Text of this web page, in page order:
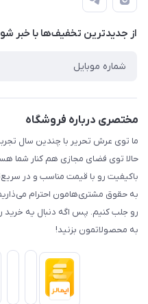
راهنما
رویه ارسال کالا
حریم خصوصی
تماس با ما
از جدید‌ترین تخفیف‌ها با‌ خبر
مختصری درباره فروشگاه
ما توی عرش تحریر با چندین سال
حالا توی فضای مجازی هم کنار شما
باکیفیت رو با قیمت مناسب و در
به حقوق مشتری‌هامون احترام
رو جلب کنیم. پس اگه دنبال یه
به محصولاتمون بزنید!